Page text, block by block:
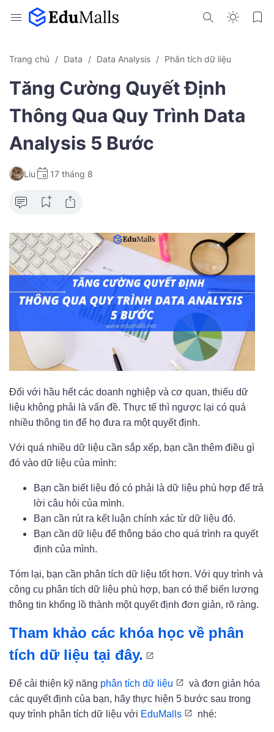
Trang chủ Data Data Analysis Phân tích dữ liệu
Tăng Cường Quyết Định
Thông Qua Quy Trình Data
Analysis 5 Bước
Liu 17 tháng 8
Đối với hầu hết các doanh nghiệp và cơ quan, thiếu dữ
liệu không phải là vấn đề. Thực tế thì ngược lại có quá
nhiều thông tin để họ đưa ra một quyết định.
Với quá nhiều dữ liệu cần sắp xếp, bạn cần thêm điều gì
đó vào dữ liệu của mình:
Bạn cần biết liệu đó có phải là dữ liệu phù hợp để trả
lời câu hỏi của mình.
Bạn cần rút ra kết luận chính xác từ dữ liệu đó.
Bạn cần dữ liệu để thông báo cho quá trình ra quyết
định của mình.
Tóm lại, bạn cần phân tích dữ liệu tốt hơn. Với quy trình và
công cụ phân tích dữ liệu phù hợp, bạn có thể biến lượng
thông tin khổng lồ thành một quyết định đơn giản, rõ ràng.
Tham khảo các khóa học về phân
tích dữ liệu tại đây.
Để cải thiện kỹ năng phân tích dữ liệu
và đơn giản hóa
các quyết định của bạn, hãy thực hiện 5 bước sau trong
quy trình phân tích dữ liệu với EduMalls nhé: